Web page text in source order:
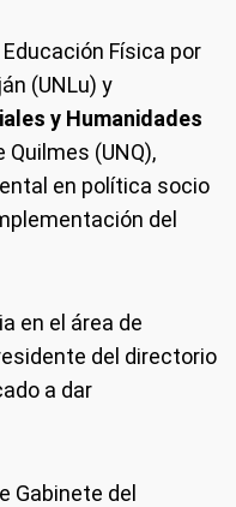
Física por
(UNLu) y
y Humanidades
Quilmes (UNQ),
en política socio
del
en el área de
del directorio
a dar
Gabinete del